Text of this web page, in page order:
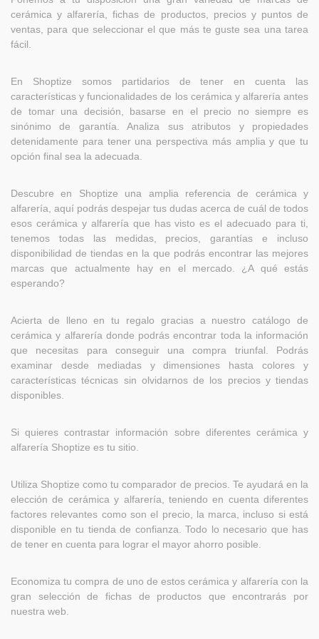
cerámica y alfarería, fichas de productos, precios y puntos de
ventas, para que seleccionar el que más te guste sea una tarea
fácil.
En Shoptize somos partidarios de tener en cuenta las
características y funcionalidades de los cerámica y alfarería antes
de tomar una decisión, basarse en el precio no siempre es
sinónimo de garantía. Analiza sus atributos y propiedades
detenidamente para tener una perspectiva más amplia y que tu
opción final sea la adecuada.
Descubre en Shoptize una amplia referencia de cerámica y
alfarería, aquí podrás despejar tus dudas acerca de cuál de todos
esos cerámica y alfarería que has visto es el adecuado para ti,
tenemos todas las medidas, precios, garantías e incluso
disponibilidad de tiendas en la que podrás encontrar las mejores
marcas que actualmente hay en el mercado. ¿A qué estás
esperando?
Acierta de lleno en tu regalo gracias a nuestro catálogo de
cerámica y alfarería donde podrás encontrar toda la información
que necesitas para conseguir una compra triunfal. Podrás
examinar desde mediadas y dimensiones hasta colores y
características técnicas sin olvidarnos de los precios y tiendas
disponibles.
Si quieres contrastar información sobre diferentes cerámica y
alfarería Shoptize es tu sitio.
Utiliza Shoptize como tu comparador de precios. Te ayudará en la
elección de cerámica y alfarería, teniendo en cuenta diferentes
factores relevantes como son el precio, la marca, incluso si está
disponible en tu tienda de confianza. Todo lo necesario que has
de tener en cuenta para lograr el mayor ahorro posible.
Economiza tu compra de uno de estos cerámica y alfarería con la
gran selección de fichas de productos que encontrarás por
nuestra web.